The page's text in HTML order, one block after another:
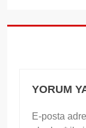
YORUM
E-posta